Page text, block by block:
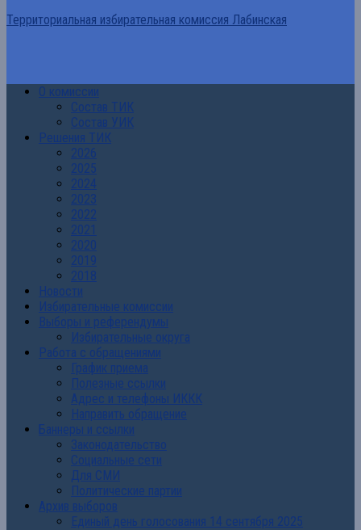
Территориальная избирательная комиссия Лабинская
О комиссии
Состав ТИК
Состав УИК
Решения ТИК
2026
2025
2024
2023
2022
2021
2020
2019
2018
Новости
Избирательные комиссии
Выборы и референдумы
Избирательные округа
Работа с обращениями
График приема
Полезные ссылки
Адрес и телефоны ИККК
Направить обращение
Баннеры и ссылки
Законодательство
Социальные сети
Для СМИ
Политические партии
Архив выборов
Единый день голосования 14 сентября 2025